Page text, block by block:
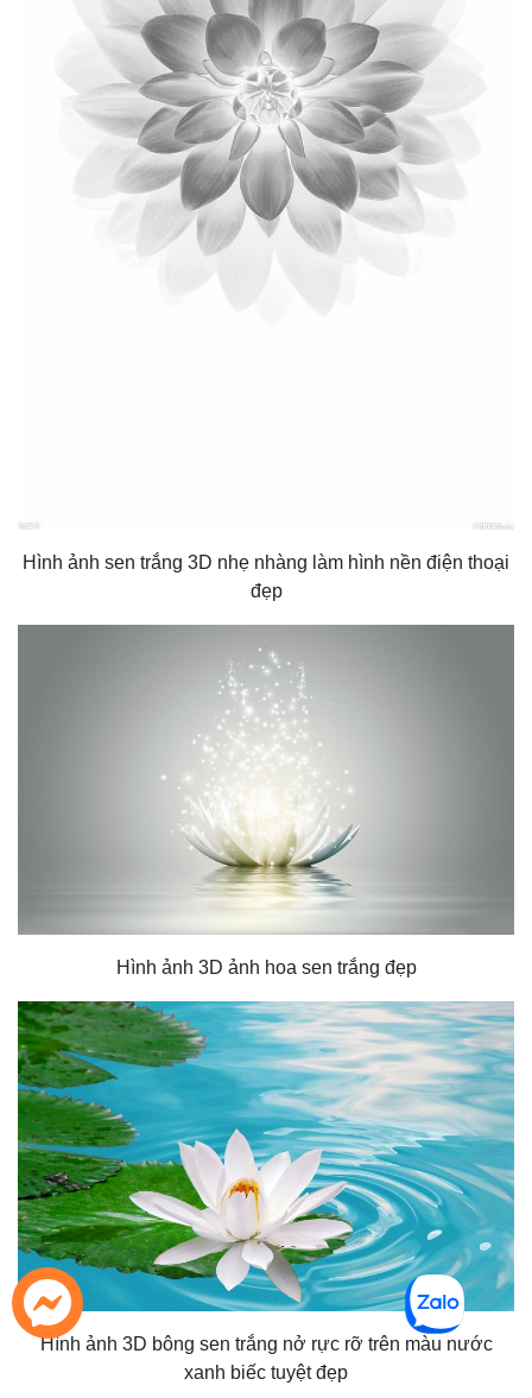
Hình ảnh sen trắng 3D nhẹ nhàng làm hình nền điện thoại
đẹp
Hình ảnh 3D ảnh hoa sen trắng đẹp
Hình ảnh 3D bông sen trắng nở rực rỡ trên màu nước
xanh biếc tuyệt đẹp